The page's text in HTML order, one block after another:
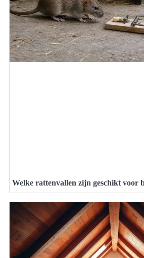
Welke rattenvallen zijn geschikt voor